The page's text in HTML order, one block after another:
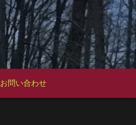
お問い合わせ